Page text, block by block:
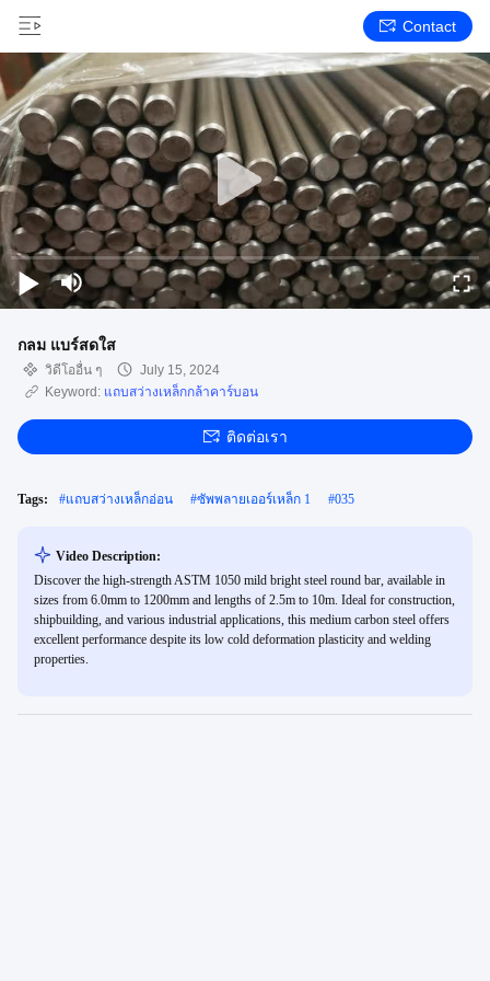
Contact
กลม แบร์สดใส
วิดีโออื่น ๆ
July 15, 2024
Keyword: แถบสว่างเหล็กกล้าคาร์บอน
ติดต่อเรา
Tags: #แถบสว่างเหล็กอ่อน #ซัพพลายเออร์เหล็ก 1 #035
Video Description:
Discover the high-strength ASTM 1050 mild bright steel round bar, available in
sizes from 6.0mm to 1200mm and lengths of 2.5m to 10m. Ideal for construction,
shipbuilding, and various industrial applications, this medium carbon steel offers
excellent performance despite its low cold deformation plasticity and welding
properties.